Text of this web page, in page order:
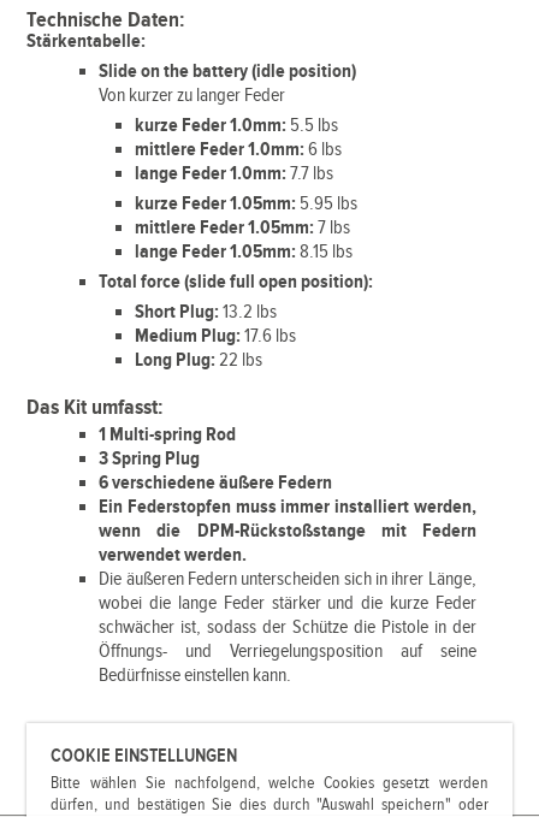
COOKIE EINSTELLUNGEN
Bitte wählen Sie nachfolgend, welche Cookies gesetzt werden
dürfen, und bestätigen Sie dies durch "Auswahl speichern" oder
Technische Daten:
Stärkentabelle:
Slide on the battery (idle position)
Von kurzer zu langer Feder
kurze Feder 1.0mm: 5.5 lbs
mittlere Feder 1.0mm:6 lbs
lange Feder 1.0mm: 7.7 lbs
kurze Feder 1.05mm: 5.95 lbs
mittlere Feder 1.05mm:7 lbs
lange Feder 1.05mm: 8.15 lbs
Total force (slide full open position):
Short Plug: 13.2 lbs
Medium Plug:17.6 lbs
Long Plug:22 lbs
Das Kit umfasst:
1 Multi-spring Rod
3 Spring Plug
6 verschiedene äußere Federn
Ein Federstopfen muss immer installiert werden,
wenn die DPM-Rückstoßstange mit Federn
verwendet werden.
Die äußeren Federn unterscheiden sich in ihrer Länge,
wobei die lange Feder stärker und die kurze Feder
schwächer ist, sodass der Schütze die Pistole in der
Öffnungs- und Verriegelungsposition auf seine
Bedürfnisse einstellen kann.